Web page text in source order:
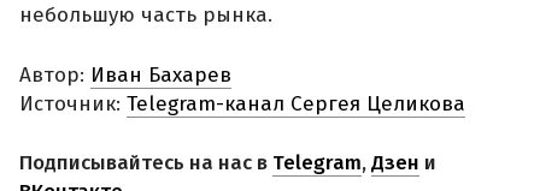
небольшую часть рынка.
Автор: Иван Бахарев
Источник: Telegram-канал Сергея Целикова
Подписывайтесь на нас в Telegram,Дзен и